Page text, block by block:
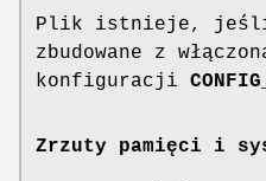
Plik istnieje, jeśli
zbudowane z
konfiguracji
Zrzuty pamięci i